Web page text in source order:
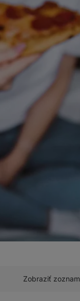
Zobraziť zoznam